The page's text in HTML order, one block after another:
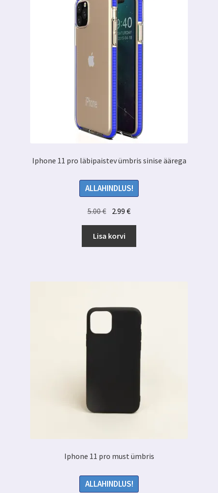
Iphone 11 pro läbipaistev ümbris sinise äärega
ALLAHINDLUS!
5.00€ Algne
oli:
5.00 €.
2.99€Praegune
2.99 €.
Lisa korvi
Iphone 11 pro must ümbris
ALLAHINDLUS!